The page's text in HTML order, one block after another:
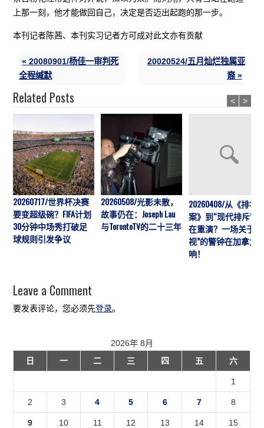
上那一刻，他才能做回自己，决定是否迈出起跑的那一步。
本刊记者陈茜、本刊实习记者方可成对此文亦有贡献
« 20080901/杨佳一审判死
全程缄默
20020524/五月灿烂独属亚
裔 »
Related Posts
20260717/世界杯决赛
要变超级碗？FIFA计划
30分钟中场秀打破足
球规则引发争议
20260508/光影未散，
故事仍在：Joseph Lau
与TorontoTV的二十三年
20260408/从《排华
案》到“现代排斥”历
在重演？一场关于“
视”的警钟在加拿大
响！
< >
Leave a Comment
要发表评论，您必须先登录。
2026年 8月
日
一 二 三 四 五 六
1
2 3 4 5 6 7 8
9 10 11 12 13 14 15